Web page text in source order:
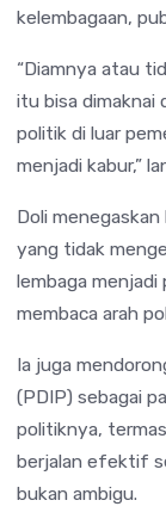
kelembagaan,
“Diamnya atau
itu bisa dimaknai
politik di luar
menjadi kabur,”
Doli
yang tidak
lembaga
membaca arah
Ia juga
(PDIP) sebagai
politiknya,
berjalan efektif
bukan ambigu.